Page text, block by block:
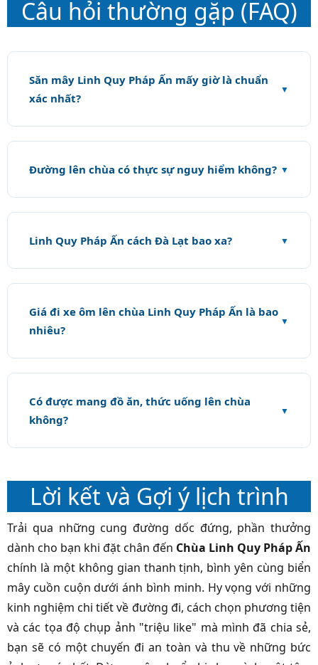
Câu hỏi thường gặp (FAQ)
Săn mây Linh Quy Pháp Ấn mấy giờ là chuẩn
xác nhất?
Đường lên chùa có thực sự nguy hiểm không?
Linh Quy Pháp Ấn cách Đà Lạt bao xa?
Giá đi xe ôm lên chùa Linh Quy Pháp Ấn là bao
nhiêu?
Có được mang đồ ăn, thức uống lên chùa
không?
Lời kết và Gợi ý lịch trình
Trải qua những cung đường dốc đứng, phần thưởng
dành cho bạn khi đặt chân đến Chùa Linh Quy Pháp Ấn
chính là một không gian thanh tịnh, bình yên cùng biển
mây cuồn cuộn dưới ánh bình minh. Hy vọng với những
kinh nghiệm chi tiết về đường đi, cách chọn phương tiện
và các tọa độ chụp ảnh "triệu like" mà mình đã chia sẻ,
bạn sẽ có một chuyến đi an toàn và thu về những bức